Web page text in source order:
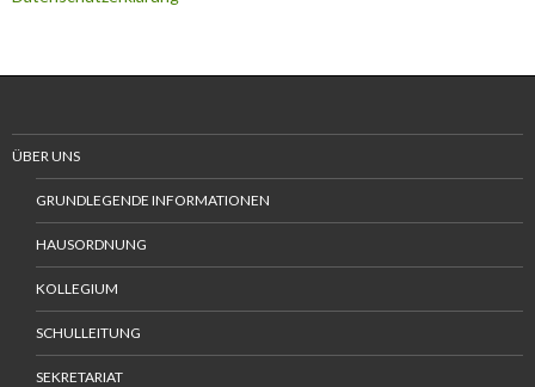
ÜBER UNS
GRUNDLEGENDE INFORMATIONEN
HAUSORDNUNG
KOLLEGIUM
SCHULLEITUNG
SEKRETARIAT